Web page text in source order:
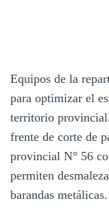
Equipos de la
para optimizar el
territorio
frente de corte de
provincial N° 56
permiten
barandas metálicas.